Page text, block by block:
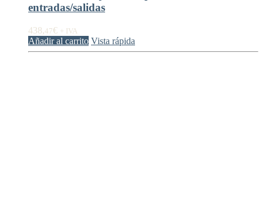
entradas/salidas
438,47€ + IVA
Añadir al carrito Vista rápida